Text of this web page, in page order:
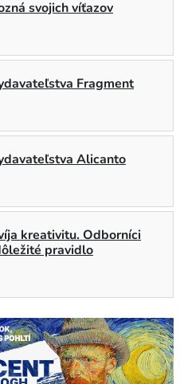
svojich víťazov
Fragment
Alicanto
kreativitu. Odborníci
pravidlo